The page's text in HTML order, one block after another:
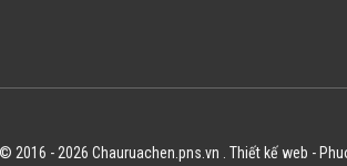
2016 - 2026 Chauruachen.pns.vn . Thiết kế web -